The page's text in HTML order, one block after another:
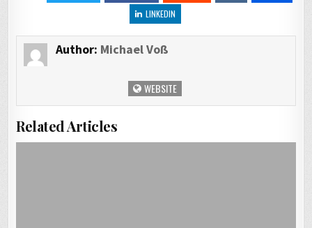
LINKEDIN
Author: Michael Voß
WEBSITE
Related Articles